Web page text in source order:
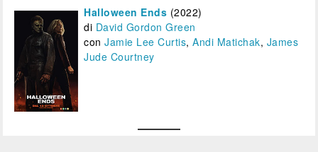
Halloween Ends (2022)
di David Gordon Green
conJamie Lee Curtis,Andi Matichak, James
Jude Courtney